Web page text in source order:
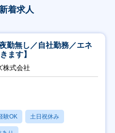
着求人
勤無し／自社勤務／エネ
ます】
株式会社
験OK 土日祝休み